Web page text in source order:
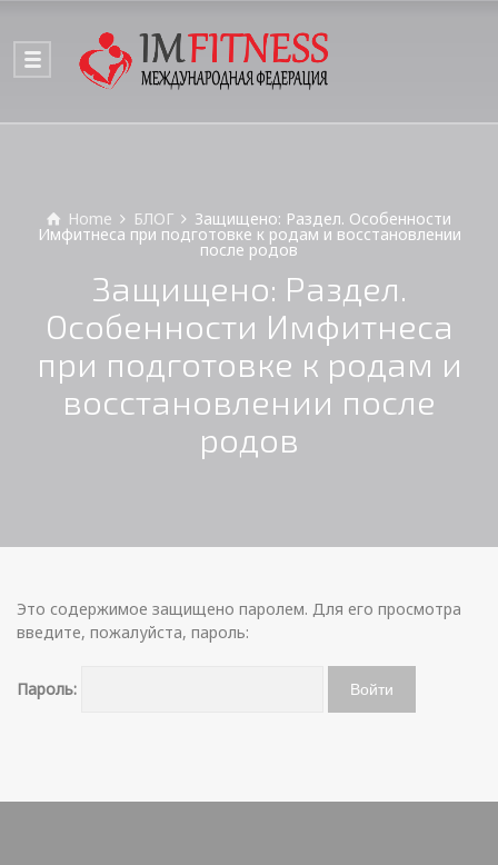
Home БЛОГ Защищено: Раздел. Особенности
Имфитнеса при подготовке к родам и восстановлении
после родов
Защищено: Раздел.
Особенности Имфитнеса
при подготовке к родам и
восстановлении после
родов
Это содержимое защищено паролем. Для его просмотра
введите, пожалуйста, пароль:
Пароль: